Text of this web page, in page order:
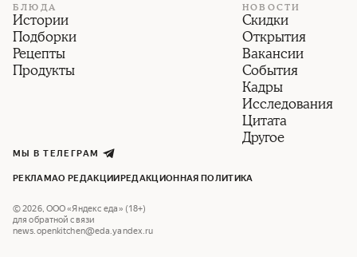
БЛЮДА
Истории
Подборки
Рецепты
Продукты
НОВОСТИ
Скидки
Открытия
Вакансии
События
Кадры
Исследования
Цитата
Другое
МЫ В ТЕЛЕГРАМ
РЕКЛАМАО РЕДАКЦИИ РЕДАКЦИОННАЯ ПОЛИТИКА
©2026, ООО «Яндекс еда» (18+)
для обратной связи
news.openkitchen@eda.yandex.ru